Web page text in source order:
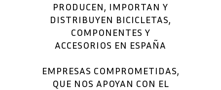
PRODUCEN, IMPORTAN Y
DISTRIBUYEN BICICLETAS,
COMPONENTES Y
ACCESORIOS EN ESPAÑA
EMPRESAS COMPROMETIDAS,
QUE NOS APOYAN CON EL